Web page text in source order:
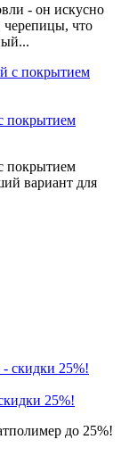
- он искусно
черепицы, что
покрытием
покрытием
вариант для
25%!
до 25%!